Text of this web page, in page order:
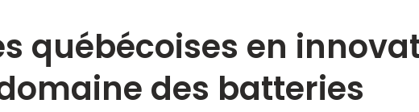
québécoises en
des batteries